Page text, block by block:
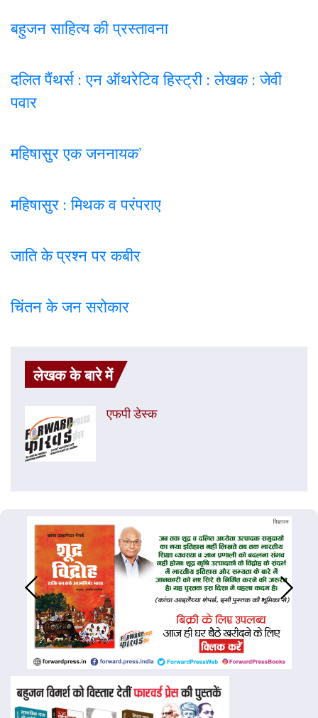
बहुजन साहित्य की प्रस्तावना
दलित पैंथर्स : एन ऑथरेटिव हिस्ट्री : लेखक : जेवी
पवार
महिषासुर एक जननायक’
महिषासुर : मिथक व परंपराए
जाति के प्रश्न पर कबीर
चिंतन के जन सरोकार
लेखक के बारे में
एफपी डेस्‍क